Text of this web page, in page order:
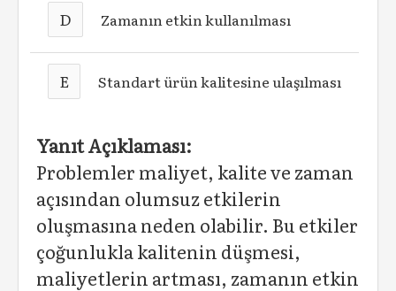
D Zamanın etkin kullanılması
E Standart ürün kalitesine ulaşılması
Yanıt Açıklaması:
Problemler maliyet, kalite ve zaman
açısından olumsuz etkilerin
oluşmasına neden olabilir. Bu etkiler
çoğunlukla kalitenin düşmesi,
maliyetlerin artması, zamanın etkin